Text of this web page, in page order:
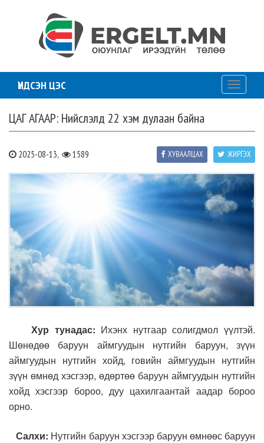
ҮНДСЭН ЦЭС
Toggle
ЦАГ АГААР: Нийслэлд 22 хэм дулаан байна
2025-08-13, 1589 ЖИРГЭХ
ХУВААЛЦАХ
Хур тунадас: Ихэнх нутгаар солигдмол үүлтэй.
Шөнөдөө баруун аймгуудын нутгийн баруун, зүүн
аймгуудын нутгийн хойд, говийн аймгуудын нутгийн
зүүн өмнөд хэсгээр, өдөртөө баруун аймгуудын нутгийн
хойд хэсгээр бороо, дуу цахилгаантай аадар бороо
орно.
Салхи: Нутгийн баруун хэсгээр баруун өмнөөс баруун